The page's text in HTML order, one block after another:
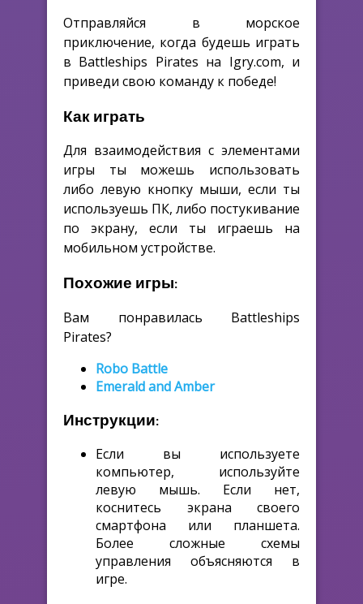
Отправляйся в морское
приключение, когда будешь играть
в Battleships Pirates на Igry.com, и
приведи свою команду к победе!
Как играть
Для взаимодействия с элементами
игры ты можешь использовать
либо левую кнопку мыши, если ты
используешь ПК, либо постукивание
по экрану, если ты играешь на
мобильном устройстве.
Похожие игры:
Вам понравилась Battleships
Pirates?
Robo Battle
Emerald and Amber
Инструкции:
Если вы используете
компьютер, используйте
левую мышь. Если нет,
коснитесь экрана своего
смартфона или планшета.
Более сложные схемы
управления объясняются в
игре.